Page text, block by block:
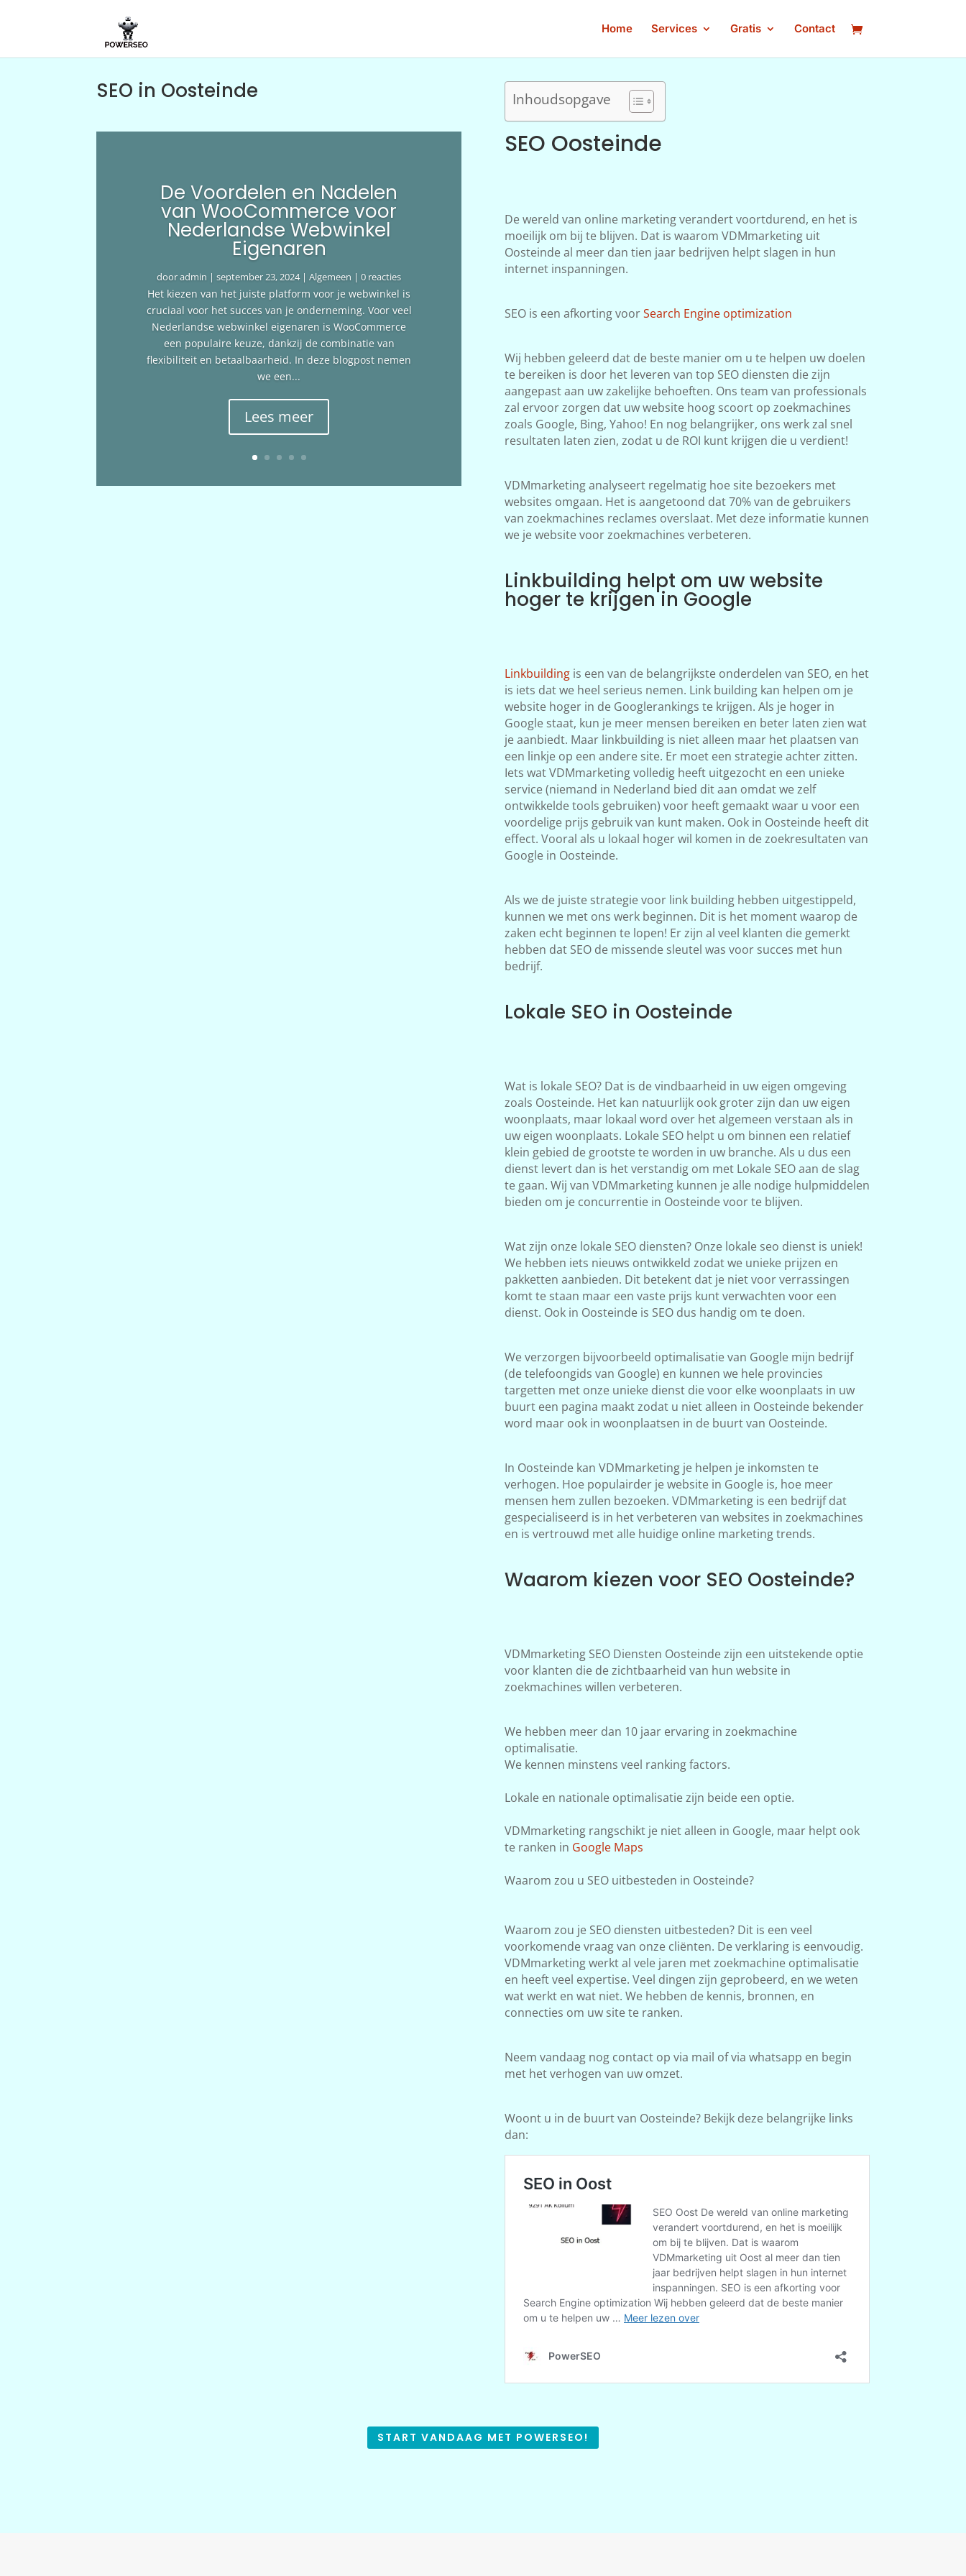
Home Services Gratis Contact
SEO in Oosteinde
De Voordelen en Nadelen
van WooCommerce voor
Nederlandse Webwinkel
Eigenaren
dooradmin |september 23, 2024|Algemeen | 0 reacties
Het kiezen van het juiste platform voor je webwinkel is
cruciaal voor het succes van je onderneming. Voor veel
Nederlandse webwinkel eigenaren is WooCommerce
een populaire keuze, dankzij de combinatie van
flexibiliteit en betaalbaarheid. In deze blogpost nemen
we een...
Lees meer
Inhoudsopgave
SEO Oosteinde
De wereld van online marketing verandert voortdurend, en het is
moeilijk om bij te blijven. Dat is waarom VDMmarketing uit
Oosteinde al meer dan tien jaar bedrijven helpt slagen in hun
internet inspanningen.
SEO is een afkorting voorSearch Engine optimization
Wij hebben geleerd dat de beste manier om u te helpen uw doelen
te bereiken is door het leveren van top SEO diensten die zijn
aangepast aan uw zakelijke behoeften. Ons team van professionals
zal ervoor zorgen dat uw website hoog scoort op zoekmachines
zoals Google, Bing, Yahoo! En nog belangrijker, ons werk zal snel
resultaten laten zien, zodat u de ROI kunt krijgen die u verdient!
VDMmarketing analyseert regelmatig hoe site bezoekers met
websites omgaan. Het is aangetoond dat 70% van de gebruikers
van zoekmachines reclames overslaat. Met deze informatie kunnen
we je website voor zoekmachines verbeteren.
Linkbuilding helpt om uw website
hoger te krijgen in Google
Linkbuildingis een van de belangrijkste onderdelen van SEO, en het
is iets dat we heel serieus nemen. Link building kan helpen om je
website hoger in de Googlerankings te krijgen. Als je hoger in
Google staat, kun je meer mensen bereiken en beter laten zien wat
je aanbiedt. Maar linkbuilding is niet alleen maar het plaatsen van
een linkje op een andere site. Er moet een strategie achter zitten.
Iets wat VDMmarketing volledig heeft uitgezocht en een unieke
service (niemand in Nederland bied dit aan omdat we zelf
ontwikkelde tools gebruiken) voor heeft gemaakt waar u voor een
voordelige prijs gebruik van kunt maken. Ook in Oosteinde heeft dit
effect. Vooral als u lokaal hoger wil komen in de zoekresultaten van
Google in Oosteinde.
Als we de juiste strategie voor link building hebben uitgestippeld,
kunnen we met ons werk beginnen. Dit is het moment waarop de
zaken echt beginnen te lopen! Er zijn al veel klanten die gemerkt
hebben dat SEO de missende sleutel was voor succes met hun
bedrijf.
Lokale SEO in Oosteinde
Wat is lokale SEO? Dat is de vindbaarheid in uw eigen omgeving
zoals Oosteinde. Het kan natuurlijk ook groter zijn dan uw eigen
woonplaats, maar lokaal word over het algemeen verstaan als in
uw eigen woonplaats. Lokale SEO helpt u om binnen een relatief
klein gebied de grootste te worden in uw branche. Als u dus een
dienst levert dan is het verstandig om met Lokale SEO aan de slag
te gaan. Wij van VDMmarketing kunnen je alle nodige hulpmiddelen
bieden om je concurrentie in Oosteinde voor te blijven.
Wat zijn onze lokale SEO diensten? Onze lokale seo dienst is uniek!
We hebben iets nieuws ontwikkeld zodat we unieke prijzen en
pakketten aanbieden. Dit betekent dat je niet voor verrassingen
komt te staan maar een vaste prijs kunt verwachten voor een
dienst. Ook in Oosteinde is SEO dus handig om te doen.
We verzorgen bijvoorbeeld optimalisatie van Google mijn bedrijf
(de telefoongids van Google) en kunnen we hele provincies
targetten met onze unieke dienst die voor elke woonplaats in uw
buurt een pagina maakt zodat u niet alleen in Oosteinde bekender
word maar ook in woonplaatsen in de buurt van Oosteinde.
In Oosteinde kan VDMmarketing je helpen je inkomsten te
verhogen. Hoe populairder je website in Google is, hoe meer
mensen hem zullen bezoeken. VDMmarketing is een bedrijf dat
gespecialiseerd is in het verbeteren van websites in zoekmachines
en is vertrouwd met alle huidige online marketing trends.
Waarom kiezen voor SEO Oosteinde?
VDMmarketing SEO Diensten Oosteinde zijn een uitstekende optie
voor klanten die de zichtbaarheid van hun website in
zoekmachines willen verbeteren.
We hebben meer dan 10 jaar ervaring in zoekmachine
optimalisatie.
We kennen minstens veel ranking factors.
Lokale en nationale optimalisatie zijn beide een optie.
VDMmarketing rangschikt je niet alleen in Google, maar helpt ook
te ranken in Google Maps
Waarom zou u SEO uitbesteden in Oosteinde?
Waarom zou je SEO diensten uitbesteden? Dit is een veel
voorkomende vraag van onze cliënten. De verklaring is eenvoudig.
VDMmarketing werkt al vele jaren met zoekmachine optimalisatie
en heeft veel expertise. Veel dingen zijn geprobeerd, en we weten
wat werkt en wat niet. We hebben de kennis, bronnen, en
connecties om uw site te ranken.
Neem vandaag nog contact op via mail of via whatsapp en begin
met het verhogen van uw omzet.
Woont u in de buurt van Oosteinde? Bekijk deze belangrijke links
dan:
START VANDAAG MET POWERSEO!